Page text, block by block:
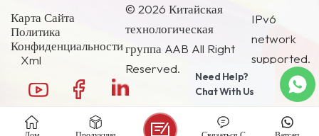
Карта Сайта
Политика
Конфиденциальности
Xml
© 2026 Китайская
технологическая
группа AAB All Right
Reserved.
IPv6
network
supported.
Need Help?
Chat With Us